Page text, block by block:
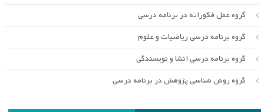
گروه عمل فکورانه در برنامه درسی
گروه برنامه درسی ریاضیات و علوم
گروه برنامه درسی انشا و نویسندگی
گروه روش شناسی پژوهش در برنامه درسی